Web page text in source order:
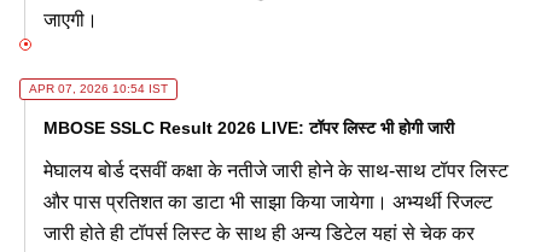
जाएगी।
APR 07, 2026 10:54 IST
MBOSE SSLC Result 2026 LIVE: टॉपर लिस्ट भी होगी जारी
मेघालय बोर्ड दसवीं कक्षा के नतीजे जारी होने के साथ-साथ टॉपर लिस्ट
और पास प्रतिशत का डाटा भी साझा किया जायेगा। अभ्यर्थी रिजल्ट
जारी होते ही टॉपर्स लिस्ट के साथ ही अन्य डिटेल यहां से चेक कर